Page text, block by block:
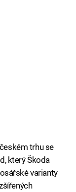
trhu se
který Škoda
varianty